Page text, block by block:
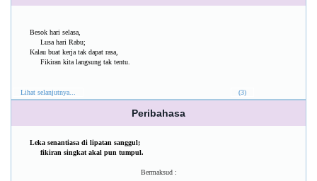
Besok hari selasa,
Lusa hari Rabu;
Kalau buat kerja tak dapat rasa,
Fikiran kita langsung tak tentu.
Lihat selanjutnya... (3)
Peribahasa
Leka senantiasa di lipatan sanggul;
fikiran singkat akal pun tumpul.
Bermaksud :